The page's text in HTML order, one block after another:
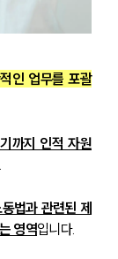
인 업무를 포괄
까지 인적 자원
법과 관련된 제
영역입니다.